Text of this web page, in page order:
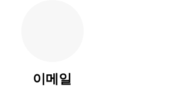
이메일